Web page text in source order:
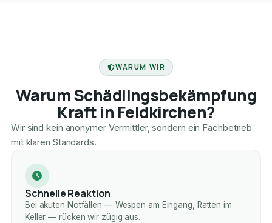
WARUM WIR
Warum Schädlingsbekämpfung
Kraft in Feldkirchen?
Wir sind kein anonymer Vermittler, sondern ein Fachbetrieb
mit klaren Standards.
Schnelle Reaktion
Bei akuten Notfällen — Wespen am Eingang, Ratten im
Keller — rücken wir zügig aus.